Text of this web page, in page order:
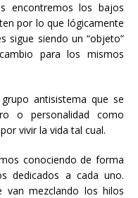
encontremos los bajos
por lo que lógicamente
sigue siendo un “objeto”
para los mismos
antisistema que se
o personalidad como
vivir la vida tal cual.
conociendo de forma
dedicados a cada uno.
van mezclando los hilos